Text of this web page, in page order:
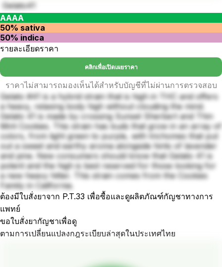
Gelato41
AAAA
50% sativa
50% indica
รายละเอียดราคา
คลิกเพื่อเปิดเผยราคา
ราคาไม่สามารถมองเห็นได้สำหรับบัญชีที่ไม่ผ่านการตรวจสอบ
Gelato #41 is a hybrid strain that is high in THC and offers
a heavy, relaxing body high without clouding the mind.
Gelato 41 is made by crossing Sunset Sherbert and Thin
Mint Cookies. This strain has buds that grow in an array of
colors, from light green to purple, with trichomes that put
out a sweet and earthy aroma alongside hints of lavender
and pine. New consumers should know that Gelato 41 is
potent and the high is best reserved for those looking for
a new heavy hitter. This strain comes from the Cookies
Family in California.
ต้องมีใบสั่งยาจาก P.T.33 เพื่อซื้อและดูผลิตภัณฑ์กัญชาทางการ
แพทย์
ขอใบสั่งยากัญชาเพื่อดู
ตามการเปลี่ยนแปลงกฎระเบียบล่าสุดในประเทศไทย